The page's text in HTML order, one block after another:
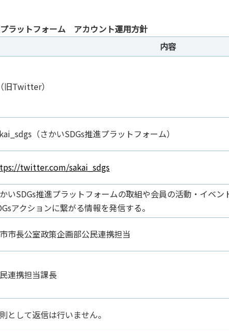
プラットフォーム アカウント運用方針
内容
旧Twitter）
（さかいSDGs推進プラットフォーム）
twitter.com/sakai_sdgs
いSDGs推進プラットフォームの取組や会員の活動・イベ
アクションに繋がる情報を発信する。
市長公室政策企画部公民連携担当
連携担当課長
として返信は行いません。